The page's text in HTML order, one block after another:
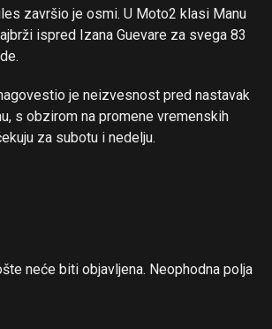
završio je osmi. U Moto2 klasi Manu
ispred Izana Guevare za svega 83
je neizvesnost pred nastavak
s obzirom na promene vremenskih
za subotu i nedelju.
neće biti objavljena. Neophodna polja
Email